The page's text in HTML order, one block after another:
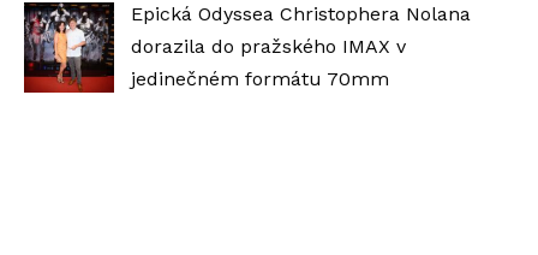
Epická Odyssea Christophera Nolana
dorazila do pražského IMAX v
jedinečném formátu 70mm